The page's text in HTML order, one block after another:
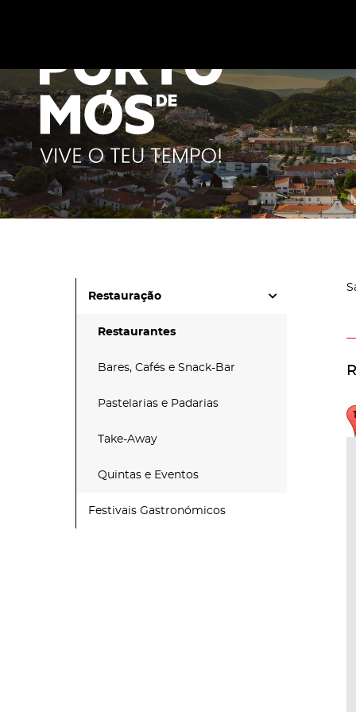
Restauração
Restaurantes
Bares, Cafés e Snack-Bar
Pastelarias e Padarias
Take-Away
Quintas e Eventos
Festivais Gastronómicos